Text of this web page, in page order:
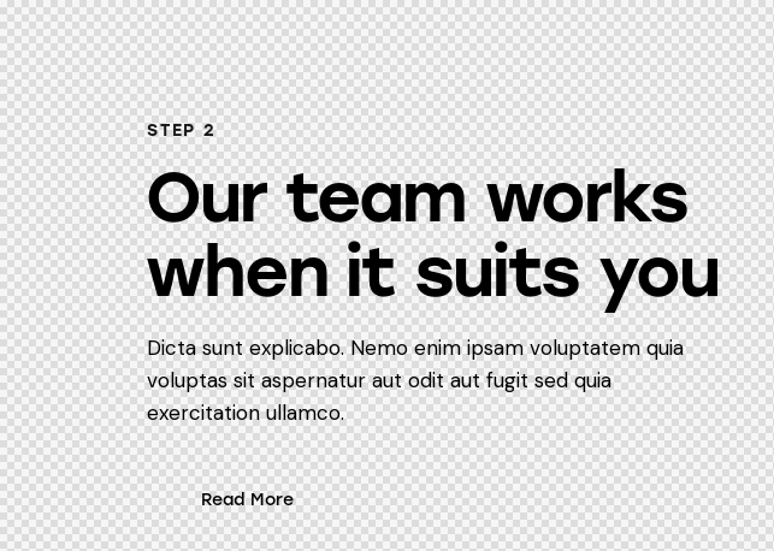
STEP 2
Our team works
when it suits you
Dicta sunt explicabo. Nemo enim ipsam voluptatem quia
voluptas sit aspernatur aut odit aut fugit sed quia
exercitation ullamco.
Read More